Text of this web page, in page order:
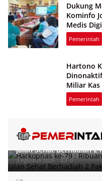
Dukung
Kominfo
Medis
Pemerintah
Hartono
Miliar Kas
Pemerintah
Harkopnas ke-79 :
Jalan Sehat Berhadiah 2
3 Agustus 2026 0